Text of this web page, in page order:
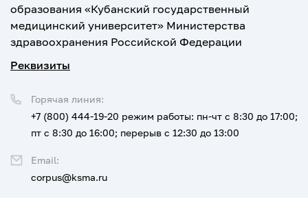
образования «Кубанский государственный
медицинский университет» Министерства
здравоохранения Российской Федерации
Реквизиты
Горячая линия:
+7 (800) 444-19-20 режим работы: пн-чт с 8:30 до 17:00;
пт с 8:30 до 16:00; перерыв с 12:30 до 13:00
Email:
corpus@ksma.ru